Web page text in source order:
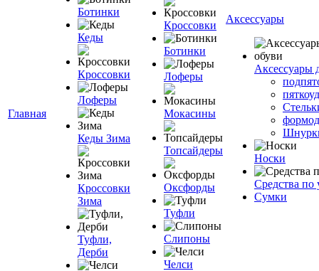
Главная
Ботинки
Кеды
Кроссовки
Лоферы
Кеды Зима
Кроссовки
Зима
Туфли,
Дерби
Кроссовки
Ботинки
Лоферы
Мокасины
Топсайдеры
Оксфорды
Туфли
Слипоны
Челси
Аксессуары
Аксессуары
Носки
Средства по
Сумки